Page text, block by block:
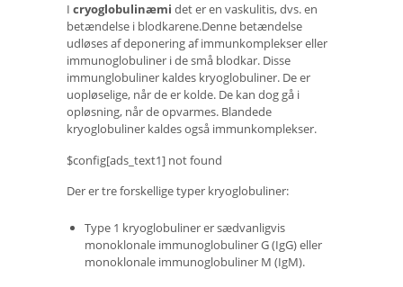
I cryoglobulinæmi det er en vaskulitis, dvs. en
betændelse i blodkarene.Denne betændelse
udløses af deponering af immunkomplekser eller
immunoglobuliner i de små blodkar. Disse
immunglobuliner kaldes kryoglobuliner. De er
uopløselige, når de er kolde. De kan dog gå i
opløsning, når de opvarmes. Blandede
kryoglobuliner kaldes også immunkomplekser.
$config[ads_text1] not found
Der er tre forskellige typer kryoglobuliner:
Type 1 kryoglobuliner er sædvanligvis
monoklonale immunoglobuliner G (IgG) eller
monoklonale immunoglobuliner M (IgM).